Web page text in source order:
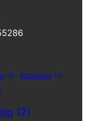
(1) Kürbisfest (1)
(2)